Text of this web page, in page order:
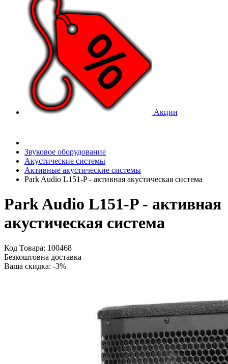
Акции
Звуковое оборудование
Акустические системы
Активные акустические системы
Park Audio L151-P - активная акустическая система
Park Audio L151-P - активная
акустическая система
Код Товара: 100468
Безкоштовна доставка
Ваша скидка: -3%